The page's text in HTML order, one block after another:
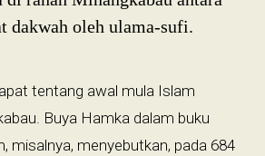
dakwah oleh ulama-sufi.
tentang awal mula Islam
Buya Hamka dalam buku
misalnya, menyebutkan, pada 684